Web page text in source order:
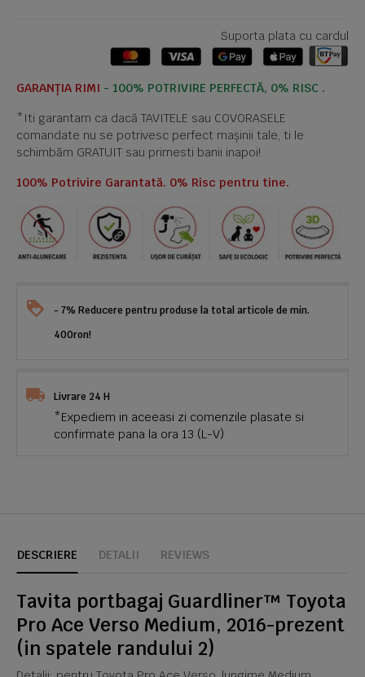
Suporta plata cu cardul
GARANȚIA RIMI - 100% POTRIVIRE PERFECTĂ, 0% RISC .
*Iti garantam ca dacă TAVITELE sau COVORASELE
comandate nu se potrivesc perfect mașinii tale, ti le
schimbăm GRATUIT sau primesti banii inapoi!
100% Potrivire Garantată. 0% Risc pentru tine.
- 7% Reducere pentru produse la total articole de min.
400ron!
Livrare 24 H
*Expediem in aceeasi zi comenzile plasate si
confirmate pana la ora 13 (L-V)
DESCRIERE DETALII REVIEWS
Tavita portbagaj Guardliner™ Toyota
Pro Ace Verso Medium, 2016-prezent
(in spatele randului 2)